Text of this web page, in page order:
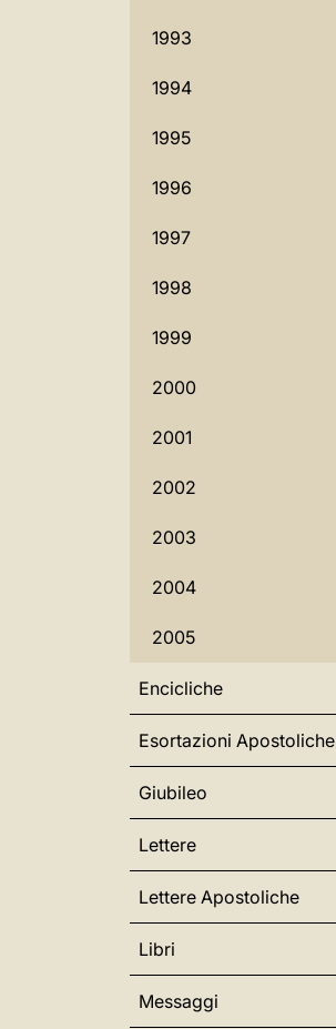
1993
1994
1995
1996
1997
1998
1999
2000
2001
2002
2003
2004
2005
Encicliche
Esortazioni Apostoliche
Giubileo
Lettere
Lettere Apostoliche
Libri
Messaggi